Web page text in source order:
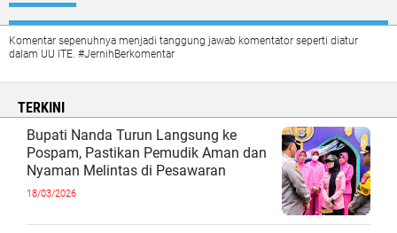
Komentar sepenuhnya menjadi tanggung jawab komentator seperti diatur
dalam UU ITE. #JernihBerkomentar
TERKINI
Bupati Nanda Turun Langsung ke
Pospam, Pastikan Pemudik Aman dan
Nyaman Melintas di Pesawaran
18/03/2026